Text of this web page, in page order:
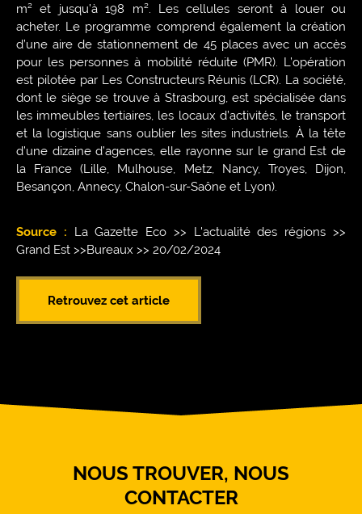
m² et jusqu’à 198 m². Les cellules seront à louer ou
acheter. Le programme comprend également la création
d’une aire de stationnement de 45 places avec un accès
pour les personnes à mobilité réduite (PMR). L’opération
est pilotée par Les Constructeurs Réunis (LCR). La société,
dont le siège se trouve à Strasbourg, est spécialisée dans
les immeubles tertiaires, les locaux d’activités, le transport
et la logistique sans oublier les sites industriels. À la tête
d’une dizaine d’agences, elle rayonne sur le grand Est de
la France (Lille, Mulhouse, Metz, Nancy, Troyes, Dijon,
Besançon, Annecy, Chalon-sur-Saône et Lyon).
Source : La Gazette Eco >> L'actualité des régions >>
Grand Est >>Bureaux >> 20/02/2024
Retrouvez cet article
NOUS TROUVER, NOUS
CONTACTER